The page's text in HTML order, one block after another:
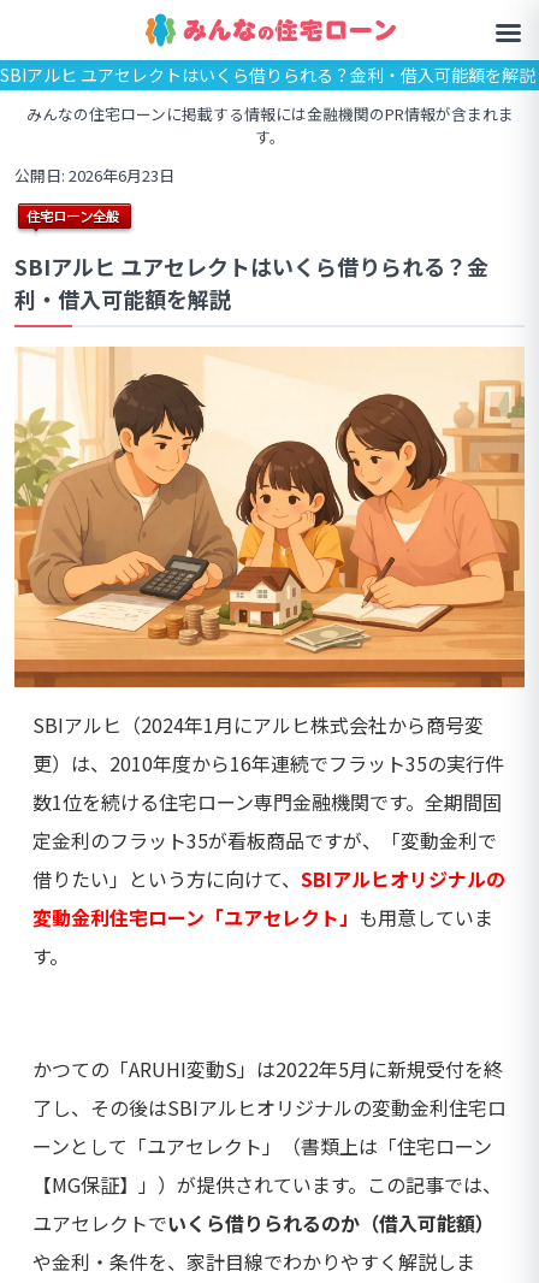
SBIアルヒ ユアセレクトはいくら借りられる？金利・借入可能額を解説
みんなの住宅ローンに掲載する情報には金融機関のPR情報が含まれま
す。
公開日: 2026年6月23日
SBIアルヒ ユアセレクトはいくら借りられる？金
利・借入可能額を解説
SBIアルヒ（2024年1月にアルヒ株式会社から商号変
更）は、2010年度から16年連続でフラット35の実行件
数1位を続ける住宅ローン専門金融機関です。全期間固
定金利のフラット35が看板商品ですが、「変動金利で
借りたい」という方に向けて、 SBIアルヒオリジナルの
変動金利住宅ローン「ユアセレクト」 も用意していま
す。
かつての「ARUHI変動S」は2022年5月に新規受付を終
了し、その後はSBIアルヒオリジナルの変動金利住宅ロ
ーンとして「ユアセレクト」（書類上は「住宅ローン
【MG保証】」）が提供されています。この記事では、
ユアセレクトでいくら借りられるのか（借入可能額）
や金利・条件を、家計目線でわかりやすく解説しま